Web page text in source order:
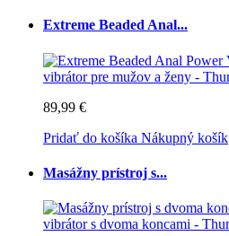
Extreme Beaded Anal...
89,99 €
Pridať do košíka Nákupný košík
Masážny prístroj s...